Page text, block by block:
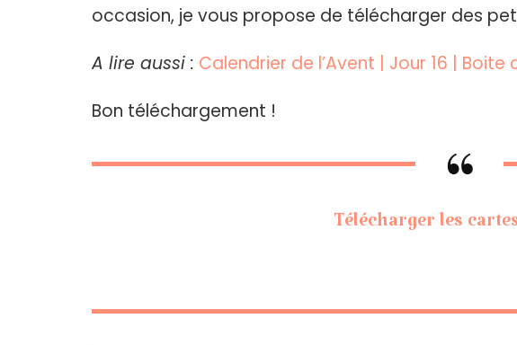
occasion, je vous propose de télécharger des
A lire aussi : Calendrier de l’Avent | Jour 16 |
Bon téléchargement !
Télécharger les